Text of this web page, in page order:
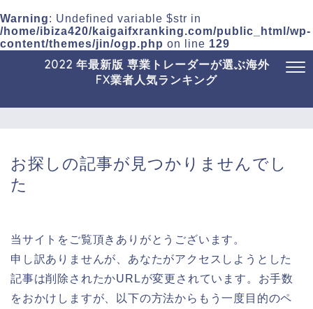
Warning: Undefined variable $str in
/home/ibiza420/kaigaifxranking.com/public_html/wp-
content/themes/jin/ogp.php on line 129
2022 年最新版 専業トレーダーが選ぶ海外
FX業者人気ランキング
お探しの記事が見つかりませんでし
た
当サイトをご覧頂きありがとうございます。
申し訳ありませんが、あなたがアクセスしようとした
記事は削除されたかURLが変更されています。お手数
をおかけしますが、以下の方法からもう一度目的のペ